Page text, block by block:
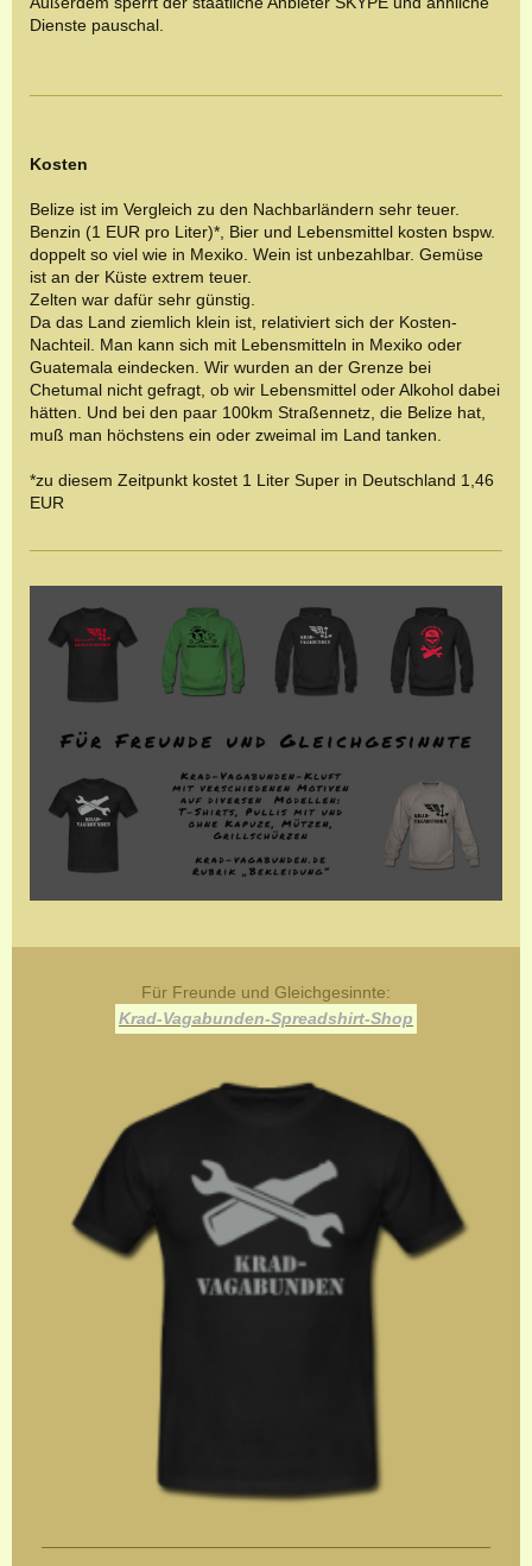
Dienste pauschal.
Kosten
Belize ist im Vergleich zu den Nachbarländern sehr teuer.
Benzin (1 EUR pro Liter)*, Bier und Lebensmittel kosten bspw.
doppelt so viel wie in Mexiko. Wein ist unbezahlbar. Gemüse
ist an der Küste extrem teuer.
Zelten war dafür sehr günstig.
Da das Land ziemlich klein ist, relativiert sich der Kosten-
Nachteil. Man kann sich mit Lebensmitteln in Mexiko oder
Guatemala eindecken. Wir wurden an der Grenze bei
Chetumal nicht gefragt, ob wir Lebensmittel oder Alkohol dabei
hätten. Und bei den paar 100km Straßennetz, die Belize hat,
muß man höchstens ein oder zweimal im Land tanken.
*zu diesem Zeitpunkt kostet 1 Liter Super in Deutschland 1,46
EUR
Für Freunde und Gleichgesinnte:
Krad-Vagabunden-Spreadshirt-Shop